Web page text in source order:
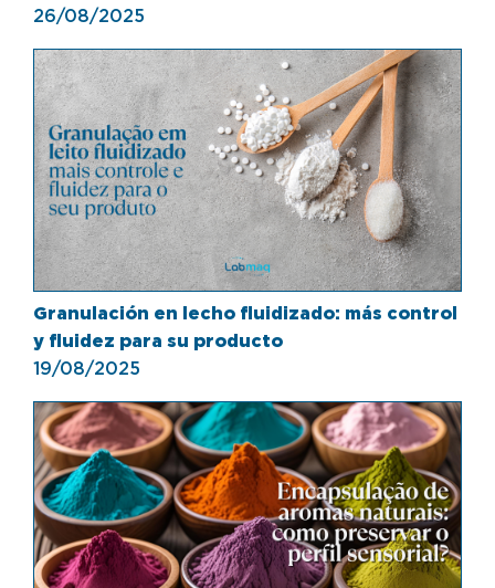
26/08/2025
Granulación en lecho fluidizado: más control
y fluidez para su producto
19/08/2025